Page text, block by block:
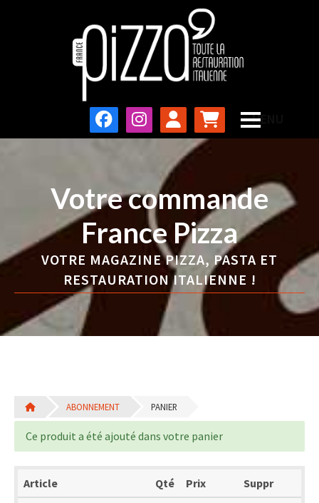
Votre commande
France Pizza
VOTRE MAGAZINE PIZZA, PASTA ET
RESTAURATION ITALIENNE !
ABONNEMENT PANIER
Ce produit a été ajouté dans votre panier
Article Qté Prix
Suppr